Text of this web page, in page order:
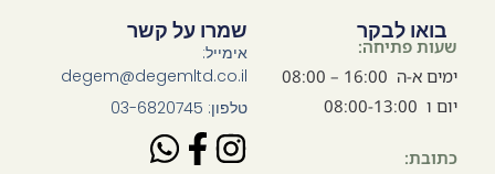
בואו לבקר
שעות פתיחה:
ימים א-ה 16:00 – 08:00
יום ו 08:00-13:00
כתובת:
שמרו על קשר
אימייל:
degem@degemltd.co.il
טלפון: 03-6820745